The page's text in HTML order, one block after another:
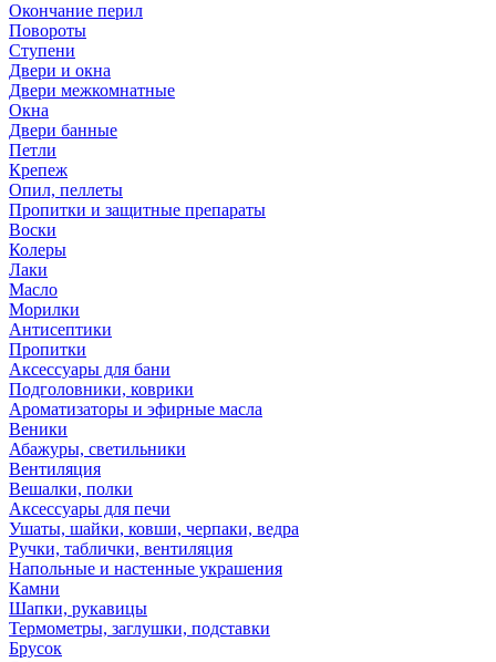
Окончание перил
Повороты
Ступени
Двери и окна
Двери межкомнатные
Окна
Двери банные
Петли
Крепеж
Опил, пеллеты
Пропитки и защитные препараты
Воски
Колеры
Лаки
Масло
Морилки
Антисептики
Пропитки
Аксессуары для бани
Подголовники, коврики
Ароматизаторы и эфирные масла
Веники
Абажуры, светильники
Вентиляция
Вешалки, полки
Аксессуары для печи
Ушаты, шайки, ковши, черпаки, ведра
Ручки, таблички, вентиляция
Напольные и настенные украшения
Камни
Шапки, рукавицы
Термометры, заглушки, подставки
Брусок